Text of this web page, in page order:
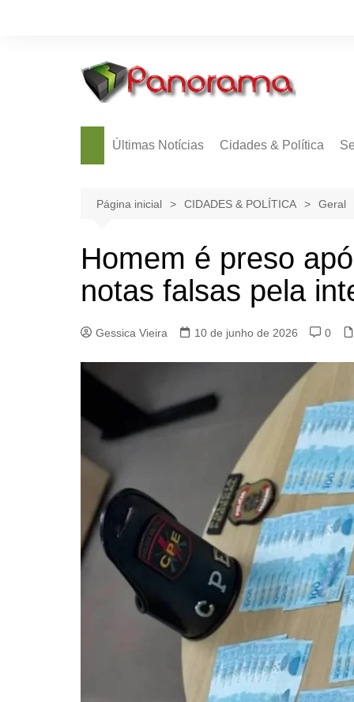
Últimas Notícias Cidades & Política
Página inicial CIDADES & POLÍTICA Geral
Homem é preso
notas falsas pela
Gessica Vieira 10 de junho de 2026 0